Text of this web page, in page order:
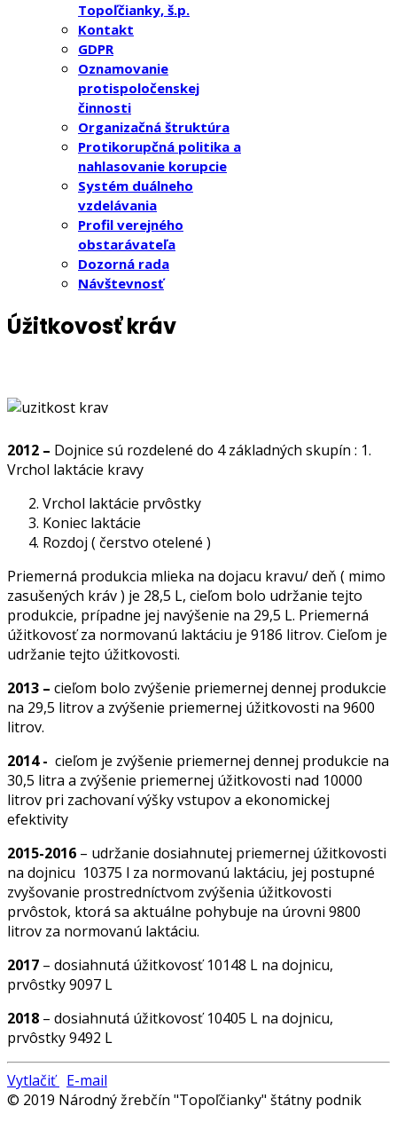
Topoľčianky, š.p.
Kontakt
GDPR
Oznamovanie
protispoločenskej
činnosti
Organizačná štruktúra
Protikorupčná politika a
nahlasovanie korupcie
Systém duálneho
vzdelávania
Profil verejného
obstarávateľa
Dozorná rada
Návštevnosť
Úžitkovosť kráv
2012 – Dojnice sú rozdelené do 4 základných skupín : 1.
Vrchol laktácie kravy
Vrchol laktácie prvôstky
Koniec laktácie
Rozdoj ( čerstvo otelené )
Priemerná produkcia mlieka na dojacu kravu/ deň ( mimo
zasušených kráv ) je 28,5 L, cieľom bolo udržanie tejto
produkcie, prípadne jej navýšenie na 29,5 L. Priemerná
úžitkovosť za normovanú laktáciu je 9186 litrov. Cieľom je
udržanie tejto úžitkovosti.
2013 – cieľom bolo zvýšenie priemernej dennej produkcie
na 29,5 litrov a zvýšenie priemernej úžitkovosti na 9600
litrov.
2014 - cieľom je zvýšenie priemernej dennej produkcie na
30,5 litra a zvýšenie priemernej úžitkovosti nad 10000
litrov pri zachovaní výšky vstupov a ekonomickej
efektivity
2015-2016 – udržanie dosiahnutej priemernej úžitkovosti
na dojnicu 10375 l za normovanú laktáciu, jej postupné
zvyšovanie prostredníctvom zvýšenia úžitkovosti
prvôstok, ktorá sa aktuálne pohybuje na úrovni 9800
litrov za normovanú laktáciu.
2017 – dosiahnutá úžitkovosť 10148 L na dojnicu,
prvôstky 9097 L
2018 – dosiahnutá úžitkovosť 10405 L na dojnicu,
prvôstky 9492 L
Vytlačiť E-mail
© 2019 Národný žrebčín "Topoľčianky" štátny podnik